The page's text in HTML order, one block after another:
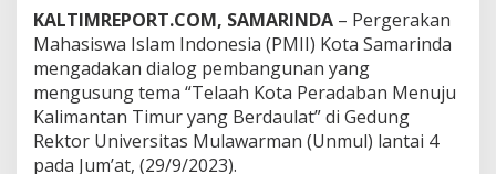
e
m
b
a
n
g
n
KALTIMREPORT.COM, SAMARINDA – Pergerakan
Mahasiswa Islam Indonesia (PMII) Kota Samarinda
mengadakan dialog pembangunan yang
mengusung tema “Telaah Kota Peradaban Menuju
Kalimantan Timur yang Berdaulat” di Gedung
Rektor Universitas Mulawarman (Unmul) lantai 4
pada Jum’at, (29/9/2023).